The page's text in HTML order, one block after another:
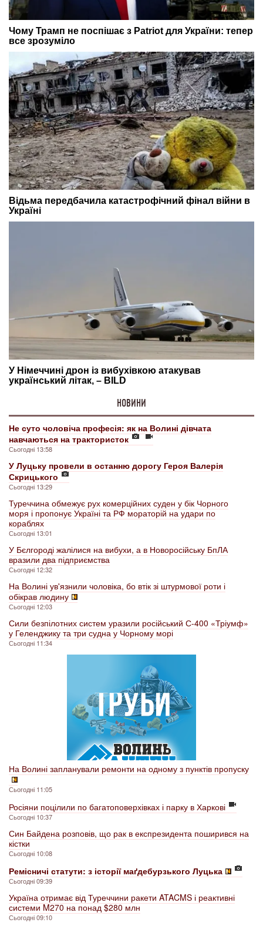
НОВИНИ
Не суто чоловіча професія: як на Волині дівчата
навчаються на трактористок
Сьогодні 13:58
У Луцьку провели в останню дорогу Героя Валерія
Скрицького
Сьогодні 13:29
Туреччина обмежує рух комерційних суден у бік Чорного
моря і пропонує Україні та РФ мораторій на удари по
кораблях
Сьогодні 13:01
У Бєлгороді жалілися на вибухи, а в Новоросійську БпЛА
вразили два підприємства
Сьогодні 12:32
На Волині ув'язнили чоловіка, бо втік зі штурмової роти і
обікрав людину
Сьогодні 12:03
Сили безпілотних систем уразили російський С-400 «Тріумф»
у Геленджику та три судна у Чорному морі
Сьогодні 11:34
На Волині запланували ремонти на одному з пунктів пропуску
Сьогодні 11:05
Росіяни поцілили по багатоповерхівках і парку в Харкові
Сьогодні 10:37
Син Байдена розповів, що рак в експрезидента поширився на
кістки
Сьогодні 10:08
Ремісничі статути: з історії маґдебурзького Луцька
Сьогодні 09:39
Україна отримає від Туреччини ракети ATACMS і реактивні
системи M270 на понад $280 млн
Сьогодні 09:10